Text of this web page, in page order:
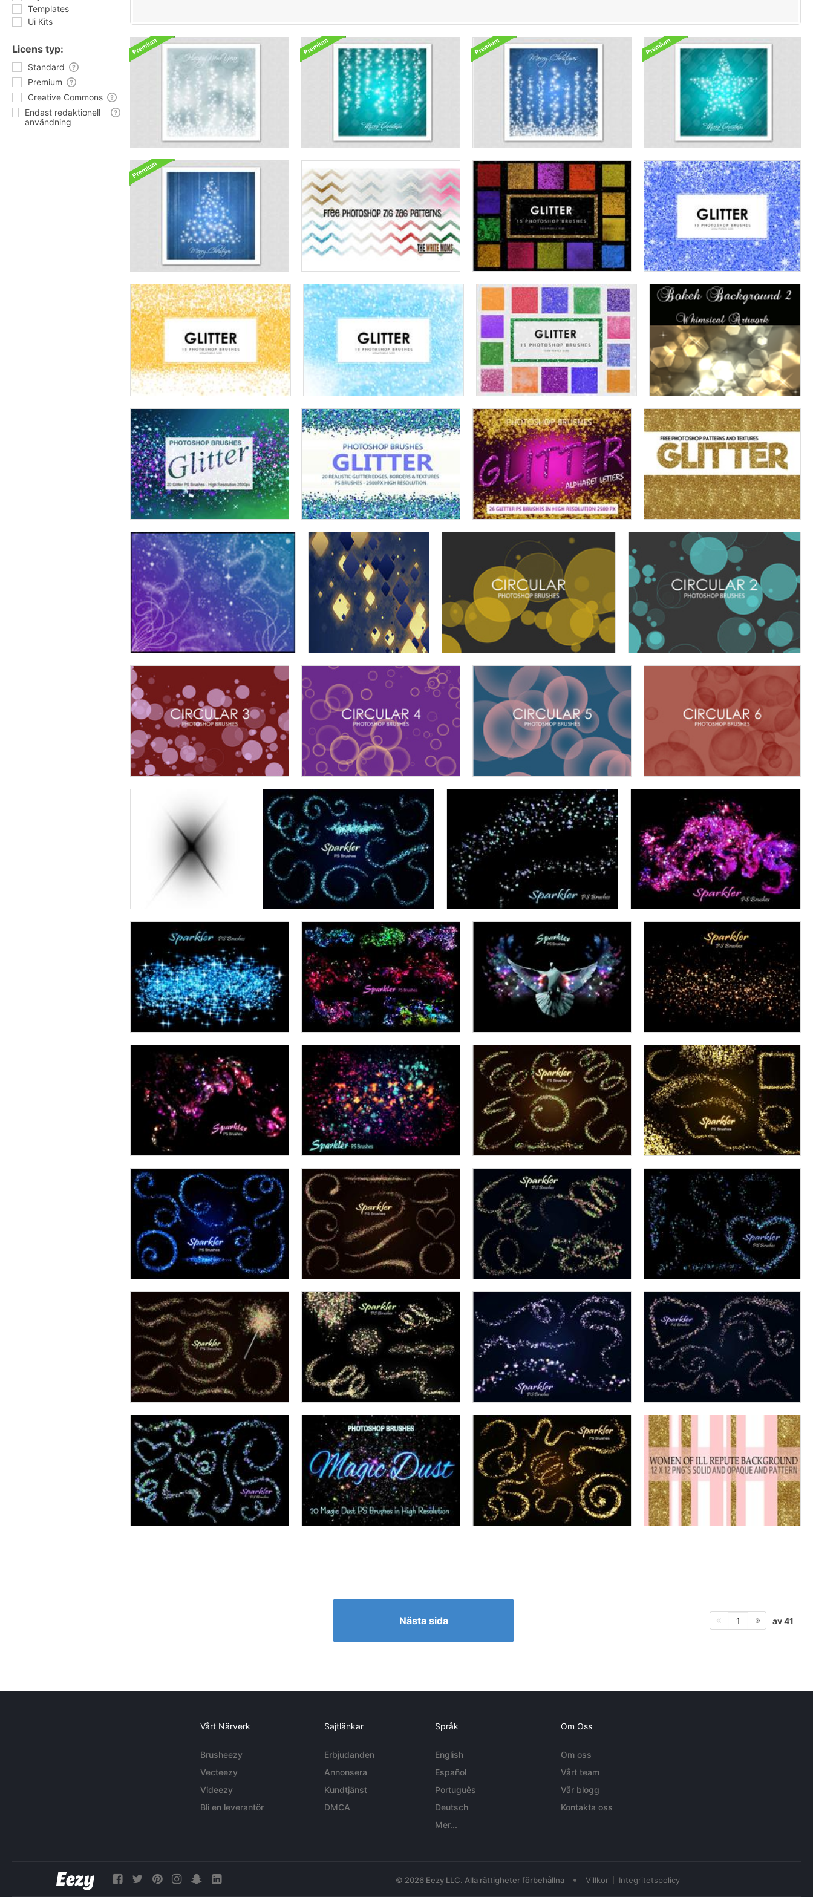
Templates
Ui Kits
Licens typ:
Standard
Premium
Creative Commons
Endast redaktionell
användning
Nästa sida 1 av 41
Vårt Närverk
Brusheezy
Vecteezy
Videezy
Bli en leverantör
Sajtlänkar
Erbjudanden
Annonsera
Kundtjänst
DMCA
Språk
English
Español
Português
Deutsch
Mer...
Om Oss
Om oss
Vårt team
Vår blogg
Kontakta oss
© 2026 Eezy LLC. Alla rättigheter förbehållna • Villkor Integritetspolicy